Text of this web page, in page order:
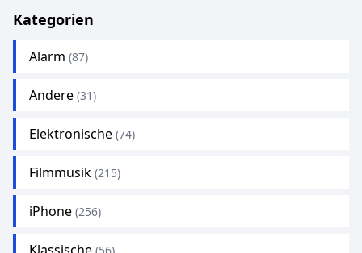
Kategorien
Alarm (87)
Andere (31)
Elektronische (74)
Filmmusik (215)
iPhone (256)